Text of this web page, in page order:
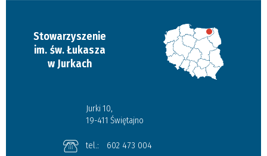
Stowarzyszenie
im. św. Łukasza
w Jurkach
Jurki 10,
19-411 Świętajno
tel.: 602 473 004